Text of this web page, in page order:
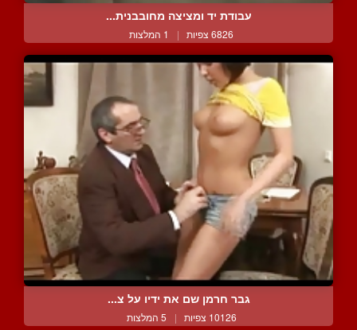
עבודת יד ומציצה מחובבנית...
6826 צפיות | 1 המלצות
גבר חרמן שם את ידיו על צ...
10126 צפיות | 5 המלצות